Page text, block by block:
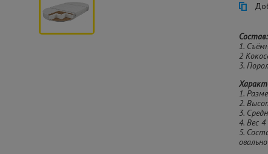
Состав:
1.
2
3.
1.
2.
3.
4. Вес 4
5.